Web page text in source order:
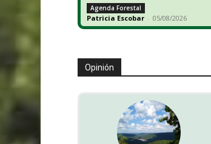
Agenda Forestal
Patricia Escobar - 05/08/2026
Opinión